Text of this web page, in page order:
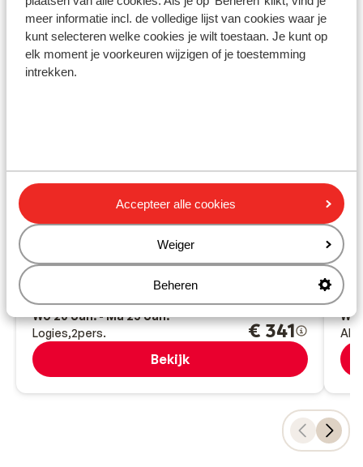
meer informatie incl. de volledige lijst van cookies waar je
kunt selecteren welke cookies je wilt toestaan. Je kunt op
elk moment je voorkeuren wijzigen of je toestemming
intrekken.
Accepteer alle cookies
Weiger
Beheren
8.5
Appartementen Las Marismas
Fuerteventura Spanje
Fleurige tuin met zwembad
Sport en spel voor jong en oud
Wo 20 Jan. - Ma 25 Jan.
Logies 2pers. € 341
Bekijk
Wo
All-